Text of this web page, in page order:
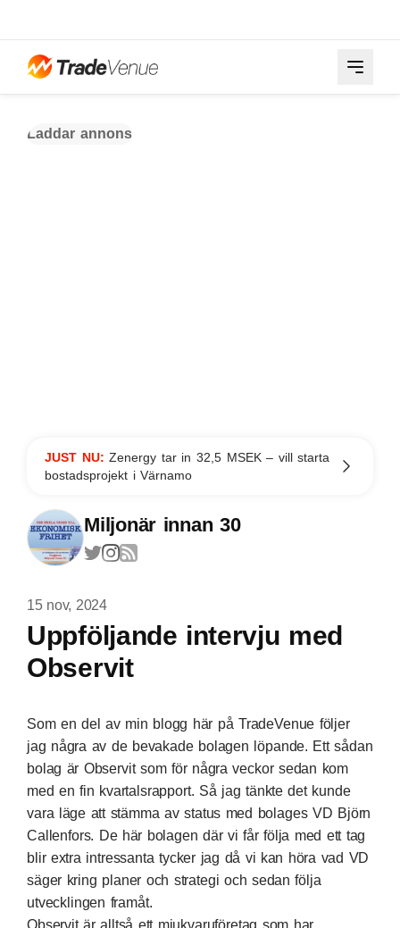
Laddar annons
JUST NU:Zenergy tar in 32,5 MSEK – vill starta
bostadsprojekt i Värnamo
Miljonär innan 30
15 nov, 2024
Uppföljande intervju med
Observit
Som en del av min blogg här på TradeVenue följer
jag några av de bevakade bolagen löpande. Ett sådan
bolag är Observit som för några veckor sedan kom
med en fin kvartalsrapport. Så jag tänkte det kunde
vara läge att stämma av status med bolages VD Björn
Callenfors. De här bolagen där vi får följa med ett tag
blir extra intressanta tycker jag då vi kan höra vad VD
säger kring planer och strategi och sedan följa
utvecklingen framåt.
Observit är alltså ett mjukvaruföretag som har